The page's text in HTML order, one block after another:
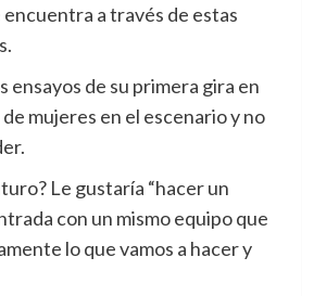
encuentra a través de estas
ensayos de su primera gira en
mujeres en el escenario y no
Le gustaría “hacer un
con un mismo equipo que
lo que vamos a hacer y